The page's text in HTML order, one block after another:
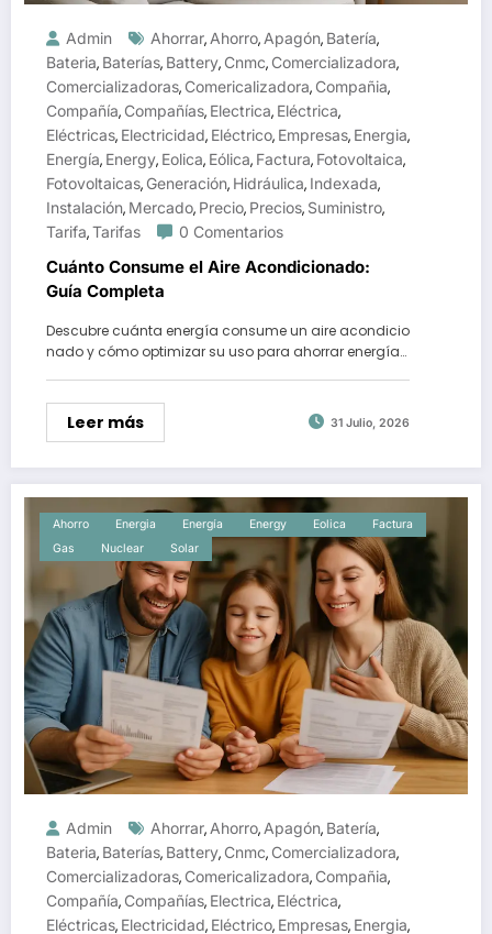
Admin Ahorrar, Ahorro, Apagón, Batería,
Bateria, Baterías, Battery, Cnmc, Comercializadora,
Comercializadoras, Comericalizadora, Compañia,
Compañía, Compañías, Electrica, Eléctrica,
Eléctricas, Electricidad, Eléctrico, Empresas, Energia,
Energía, Energy, Eolica, Eólica, Factura, Fotovoltaica,
Fotovoltaicas, Generación, Hidráulica, Indexada,
Instalación, Mercado, Precio, Precios, Suministro,
Tarifa,Tarifas 0 Comentarios
Cuánto Consume el Aire Acondicionado:
Guía Completa
Descubre cuánta energía consume un aire acondicio
nado y cómo optimizar su uso para ahorrar energía…
Leer más 31 Julio, 2026
Ahorro Energia Energía Energy Eolica
Factura
Gas
Nuclear Solar
Admin Ahorrar, Ahorro, Apagón, Batería,
Bateria, Baterías, Battery, Cnmc, Comercializadora,
Comercializadoras, Comericalizadora, Compañia,
Compañía, Compañías, Electrica, Eléctrica,
Eléctricas, Electricidad, Eléctrico, Empresas, Energia,